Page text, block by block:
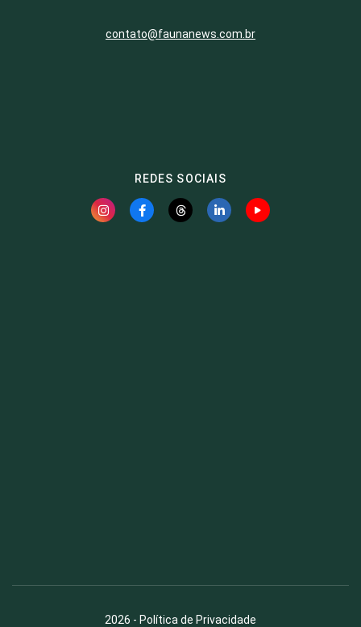
contato@faunanews.com.br
REDES SOCIAIS
2026 - Política de Privacidade